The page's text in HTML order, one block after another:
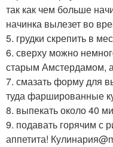
так как чем больше
начинка вылезет во
5. грудки скрепить в
6. сверху можно
старым Амстердамом,
7. смазать форму для
туда фаршированные
8. выпекать около 40
9. подавать горячим с
аппетита!